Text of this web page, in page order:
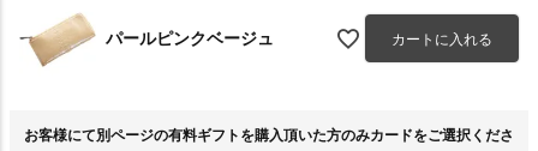
パールピンクベージュ カートに入れる
お客様にて別ページの有料ギフトを購入頂いた方のみカードをご選択くださ